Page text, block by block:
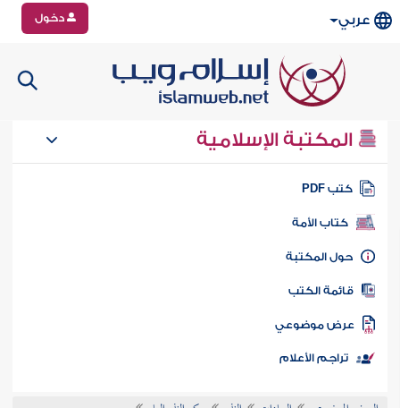
عربي دخول
المكتبة الإسلامية
كتب PDF
كتاب الأمة
المكتبة
الكتب
موضوعي